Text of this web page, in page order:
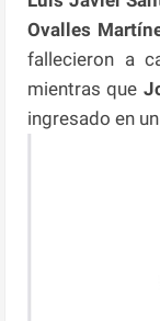
Ovalles
fallecieron a
mientras que
ingresado en